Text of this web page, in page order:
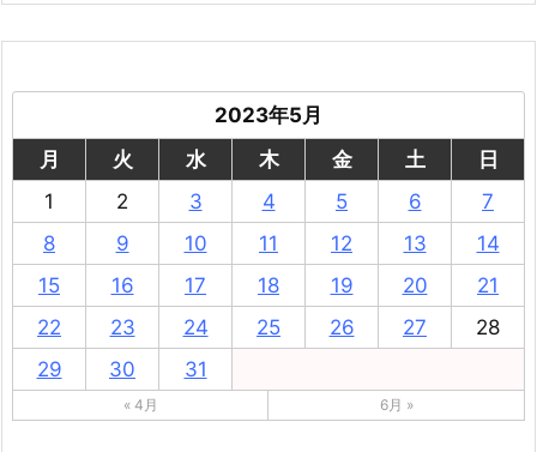
2023年5月
月
火 水 木 金 土
日
1
2 3 4 5 6
7
8
9 10 11 12 13
14
15
16 17 18 19 20
21
22
23 24 25 26 27
28
29
30 31
« 4月 6月 »